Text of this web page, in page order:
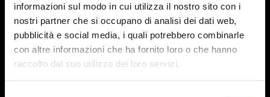
informazioni sul modo in cui utilizza il nostro sito con i
nostri partner che si occupano di analisi dei dati web,
pubblicità e social media, i quali potrebbero combinarle
con altre informazioni che ha fornito loro o che hanno
raccolto dal suo utilizzo dei loro servizi.